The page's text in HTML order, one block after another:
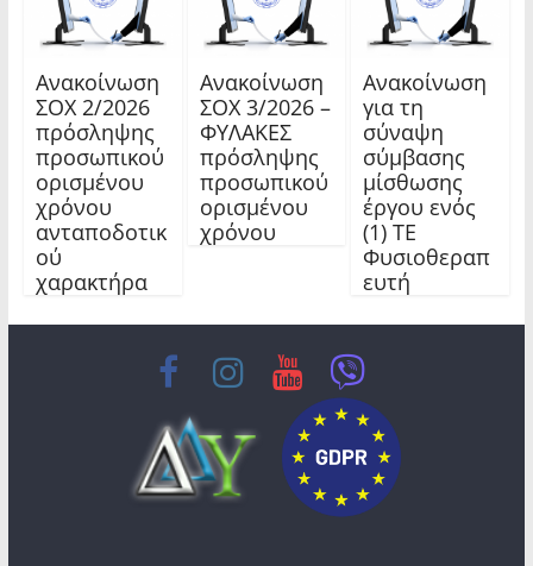
Ανακοίνωση
ΣΟΧ 2/2026
πρόσληψης
προσωπικού
ορισμένου
χρόνου
ανταποδοτικ
ού
χαρακτήρα
Ανακοίνωση
ΣΟΧ 3/2026 –
ΦΥΛΑΚΕΣ
πρόσληψης
προσωπικού
ορισμένου
χρόνου
Ανακοίνωση
για τη
σύναψη
σύμβασης
μίσθωσης
έργου ενός
(1) ΤΕ
Φυσιοθεραπ
ευτή